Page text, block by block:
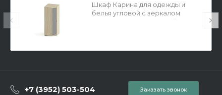
Шкаф Карина для одежды и
белья угловой с зеркалом
Гикори Джексон светлый
+7 (3952) 503-504 Заказать звонок